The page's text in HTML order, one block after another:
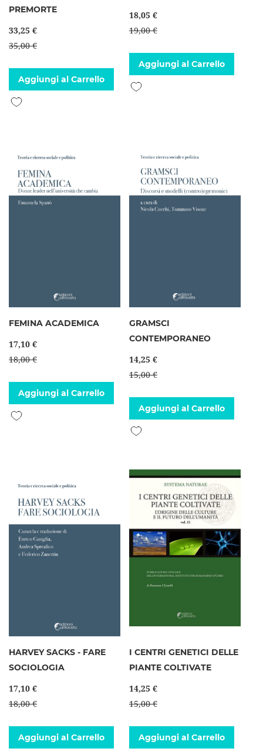
PREMORTE
33,25 €
35,00 €
Aggiungi al Carrello
Aggiungi alla lista desideri
18,05 €
19,00 €
Aggiungi al Carrello
Aggiungi alla lista desideri
FEMINA ACADEMICA
17,10 €
18,00 €
Aggiungi al Carrello
Aggiungi alla lista desideri
GRAMSCI
CONTEMPORANEO
14,25 €
15,00 €
Aggiungi al Carrello
Aggiungi alla lista desideri
HARVEY SACKS - FARE
SOCIOLOGIA
17,10 €
18,00 €
Aggiungi al Carrello
I CENTRI GENETICI DELLE
PIANTE COLTIVATE
14,25 €
15,00 €
Aggiungi al Carrello